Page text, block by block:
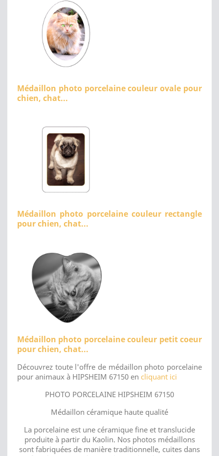
Médaillon photo porcelaine couleur ovale pour
chien, chat...
Médaillon photo porcelaine couleur rectangle
pour chien, chat...
Médaillon photo porcelaine couleur petit coeur
pour chien, chat...
Découvrez toute l'offre de médaillon photo porcelaine
pour animaux à HIPSHEIM 67150 en cliquant ici
PHOTO PORCELAINE HIPSHEIM 67150
Médaillon céramique haute qualité
La porcelaine est une céramique fine et translucide
produite à partir du Kaolin. Nos photos médaillons
sont fabriquées de manière traditionnelle, cuites dans